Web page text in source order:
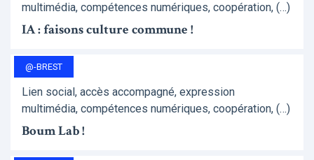
multimédia, compétences numériques, coopération, (…)
IA : faisons culture commune !
@-BREST
Lien social, accès accompagné, expression
multimédia, compétences numériques, coopération, (…)
Boum Lab !